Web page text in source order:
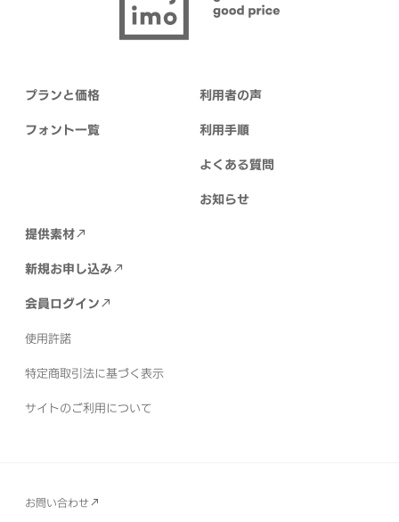
プランと価格
フォント一覧
利用者の声
利用手順
よくある質問
お知らせ
提供素材
新規お申し込み
会員ログイン
使用許諾
特定商取引法に基づく表示
サイトのご利用について
お問い合わせ